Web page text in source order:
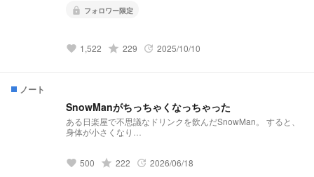
lock フォロワー限定
favorite 1,522 grade 229 update 2025/10/10
ノート
SnowManがちっちゃくなっちゃった
ある日楽屋で不思議なドリンクを飲んだSnowMan。 すると、
身体が小さくなり…
favorite 500 grade 222 update 2026/06/18